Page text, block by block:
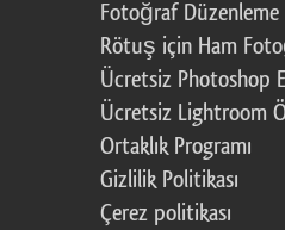
Fotoğraf Düzenleme
Rötuş için Ham
Ücretsiz Photoshop
Ücretsiz Lightroom
Ortaklık Programı
Gizlilik Politikası
Çerez politikası